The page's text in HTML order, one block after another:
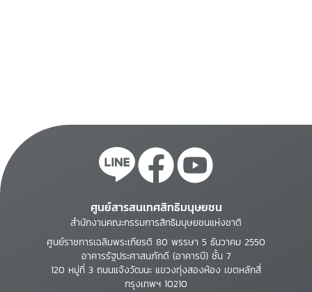
ศูนย์สารสนเทศสิทธิมนุษยชน
สำนักงานคณะกรรมการสิทธิมนุษยชนแห่งชาติ
ศูนย์ราชการเฉลิมพระเกียรติ 80 พรรษา 5 ธันวาคม 2550
อาคารรัฐประศาสนภักดี (อาคารบี) ชั้น 7
120 หมู่ที่ 3 ถนนแจ้งวัฒนะ แขวงทุ่งสองห้อง เขตหลักสี่
กรุงเทพฯ 10210